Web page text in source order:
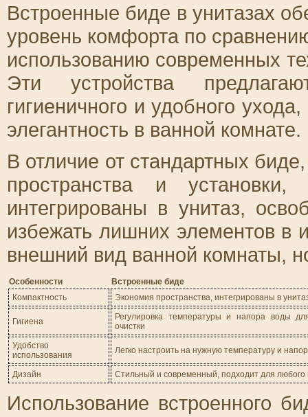
Встроенные биде в унитазах
уровень комфорта по
использованию современных
Эти устройства
гигиеничного и удобного
элегантность в ванной комнате.
В отличие от стандартных
пространства и
интегрированы в унитаз,
избежать лишних элементов в
внешний вид ванной комнаты,
Особенности
Встроенные биде
Компактность
Экономия пространства, интегрированы в
Гигиена
Регулировка температуры и напора воды
очистки
Удобство
использования
Легко настроить на нужную температуру и
Дизайн Стильный и современный, подходит для любого
Использование встроенного